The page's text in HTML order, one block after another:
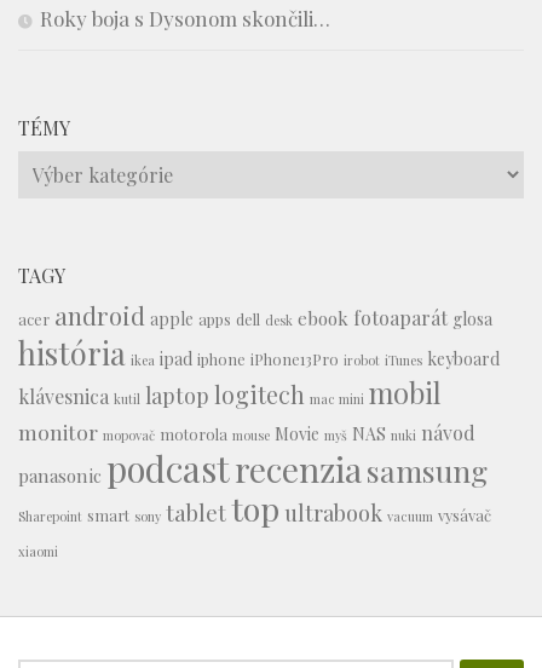
Roky boja s Dysonom skončili…
TÉMY
Témy
TAGY
acer android apple apps dell desk ebook fotoaparát glosa
história ikea ipad iphone iPhone13Pro irobot iTunes keyboard
klávesnica kutil laptop logitech mac mini mobil
monitor mopovač motorola mouse Movie myš NAS nuki návod
panasonic podcastrecenziasamsung
Sharepoint smart sony tablettop ultrabook vacuum vysávač
xiaomi